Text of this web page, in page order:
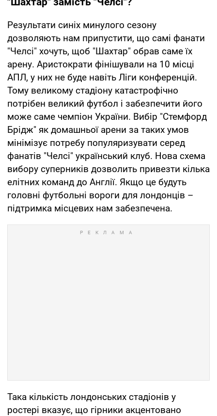
Результати синіх минулого сезону
дозволяють нам припустити, що самі фанати
"Челсі" хочуть, щоб "Шахтар" обрав саме їх
арену. Аристократи фінішували на 10 місці
АПЛ, у них не буде навіть Ліги конференцій.
Тому великому стадіону катастрофічно
потрібен великий футбол і забезпечити його
може саме чемпіон України. Вибір "Стемфорд
Брідж" як домашньої арени за таких умов
мінімізує потребу популяризувати серед
фанатів "Челсі" український клуб. Нова схема
вибору суперників дозволить привезти кілька
елітних команд до Англії. Якщо це будуть
головні футбольні вороги для лондонців –
підтримка місцевих нам забезпечена.
Така кількість лондонських стадіонів у
ростері вказує, що гірники акцентовано